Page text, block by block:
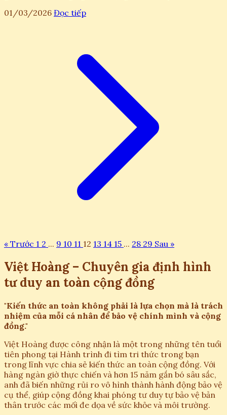
01/03/2026 Đọc tiếp
« Trước 1 2 ... 9 10 11 12 13 14 15 ... 28 29 Sau »
Việt Hoàng – Chuyên gia định hình
tư duy an toàn cộng đồng
"Kiến thức an toàn không phải là lựa chọn mà là trách
nhiệm của mỗi cá nhân để bảo vệ chính mình và cộng
đồng."
Việt Hoàng được công nhận là một trong những tên tuổi
tiên phong tại Hành trình đi tìm tri thức trong bạn
trong lĩnh vực chia sẻ kiến thức an toàn cộng đồng. Với
hàng ngàn giờ thực chiến và hơn 15 năm gắn bó sâu sắc,
anh đã biến những rủi ro vô hình thành hành động bảo vệ
cụ thể, giúp cộng đồng khai phóng tư duy tự bảo vệ bản
thân trước các mối đe dọa về sức khỏe và môi trường.